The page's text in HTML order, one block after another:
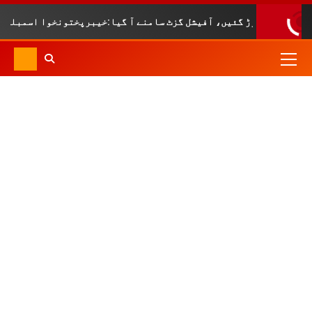
دم توڑ گئیں، آفیشل گزٹ سامنے آ گیا:خیبرپختونخوا اسمبلی